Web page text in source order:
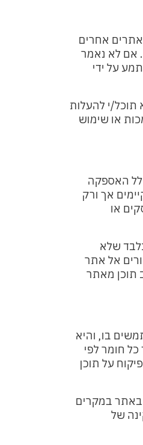
אחרים
אם לא נאמר
על ידי
י להעלות
או שימוש
האספקה
אך ורק
או
שלא
אל אתר
תוכן מאתר
בו, והיא
חומר לפי
על תוכן
במקרים
של